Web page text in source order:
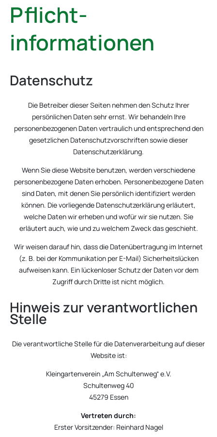
Pflicht­
informationen
Datenschutz
Die Betreiber dieser Seiten nehmen den Schutz Ihrer
persönlichen Daten sehr ernst. Wir behandeln Ihre
personenbezogenen Daten vertraulich und entsprechend den
gesetzlichen Datenschutzvorschriften sowie dieser
Datenschutzerklärung.
Wenn Sie diese Website benutzen, werden verschiedene
personenbezogene Daten erhoben. Personenbezogene Daten
sind Daten, mit denen Sie persönlich identifiziert werden
können. Die vorliegende Datenschutzerklärung erläutert,
welche Daten wir erheben und wofür wir sie nutzen. Sie
erläutert auch, wie und zu welchem Zweck das geschieht.
Wir weisen darauf hin, dass die Datenübertragung im Internet
(z. B. bei der Kommunikation per E-Mail) Sicherheitslücken
aufweisen kann. Ein lückenloser Schutz der Daten vor dem
Zugriff durch Dritte ist nicht möglich.
Hinweis zur verantwortlichen
Stelle
Die verantwortliche Stelle für die Datenverarbeitung auf dieser
Website ist:
Kleingartenverein „Am Schultenweg“ e.V.
Schultenweg 40
45279 Essen
Vertreten durch:
Erster Vorsitzender: Reinhard Nagel